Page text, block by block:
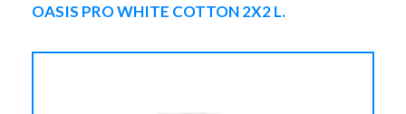
OASIS PRO WHITE COTTON 2X2 L.